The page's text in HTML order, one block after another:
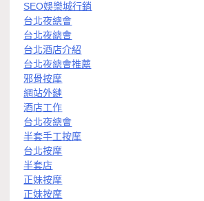
SEO娛樂城行銷
台北夜總會
台北夜總會
台北酒店介紹
台北夜總會推薦
邪骨按摩
網站外鏈
酒店工作
台北夜總會
半套手工按摩
台北按摩
半套店
正妹按摩
正妹按摩